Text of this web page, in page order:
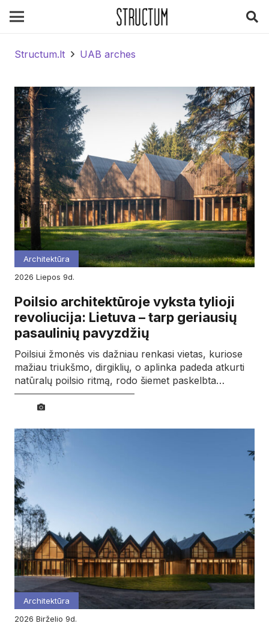
Structum.lt UAB arches
Architektūra
2026
liepos 9d.
Poilsio architektūroje vyksta tylioji
revoliucija: Lietuva – tarp geriausių
pasaulinių pavyzdžių
Poilsiui žmonės vis dažniau renkasi vietas, kuriose
mažiau triukšmo, dirgiklių, o aplinka padeda atkurti
natūralų poilsio ritmą, rodo šiemet paskelbta…
Architektūra
2026
birželio 9d.